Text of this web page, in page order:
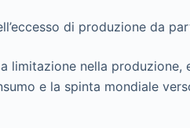
di produzione da
limitazione nella produzione,
e la spinta mondiale